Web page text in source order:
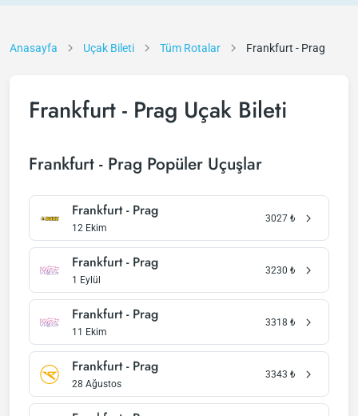
Anasayfa Uçak Bileti Tüm Rotalar Frankfurt - Prag
Frankfurt - Prag Uçak Bileti
Frankfurt - Prag Popüler Uçuşlar
Frankfurt - Prag
12 Ekim
3027 ₺
Frankfurt - Prag
1 Eylül
3230 ₺
Frankfurt - Prag
11 Ekim
3318 ₺
Frankfurt - Prag
28 Ağustos
3343 ₺